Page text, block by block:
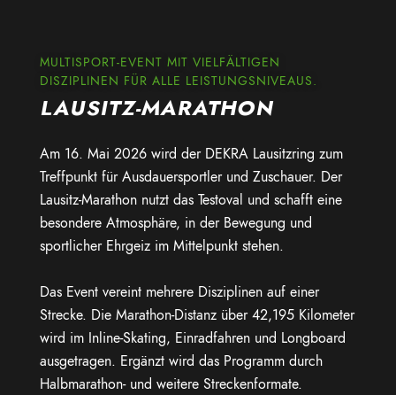
MULTISPORT-EVENT MIT VIELFÄLTIGEN
DISZIPLINEN FÜR ALLE LEISTUNGSNIVEAUS.
LAUSITZ-MARATHON
Am 16. Mai 2026 wird der DEKRA Lausitzring zum
Treffpunkt für Ausdauersportler und Zuschauer. Der
Lausitz-Marathon nutzt das Testoval und schafft eine
besondere Atmosphäre, in der Bewegung und
sportlicher Ehrgeiz im Mittelpunkt stehen.
Das Event vereint mehrere Disziplinen auf einer
Strecke. Die Marathon-Distanz über 42,195 Kilometer
wird im Inline-Skating, Einradfahren und Longboard
ausgetragen. Ergänzt wird das Programm durch
Halbmarathon- und weitere Streckenformate.